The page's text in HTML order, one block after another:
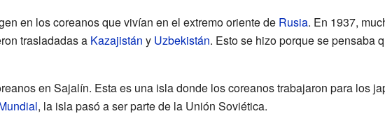
en los coreanos que vivían en el extremo oriente de Rusia. En 1937,
trasladadas a Kazajistán y Uzbekistán. Esto se hizo porque se pensaba
en Sajalín. Esta es una isla donde los coreanos trabajaron para los
, la isla pasó a ser parte de la Unión Soviética.